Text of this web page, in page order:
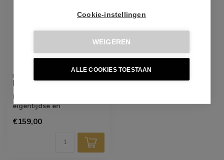
Cookie-instellingen
WEIGEREN
ALLE COOKIES TOESTAAN
KICK COLLECTION
Barkruk Bo - Taupe
Barkruk Bo is een
eigentijdse en
elke bar of keukeneilan...
€159,00